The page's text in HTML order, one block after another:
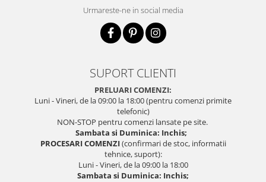
Urmareste-ne in social media
SUPORT CLIENTI
PRELUARI COMENZI:
Luni - Vineri, de la 09:00 la 18:00 (pentru comenzi primite
telefonic)
NON-STOP pentru comenzi lansate pe site.
Sambata si Duminica: Inchis;
PROCESARI COMENZI(confirmari de stoc, informatii
tehnice, suport):
Luni - Vineri, de la 09:00 la 18:00
Sambata si Duminica: Inchis;